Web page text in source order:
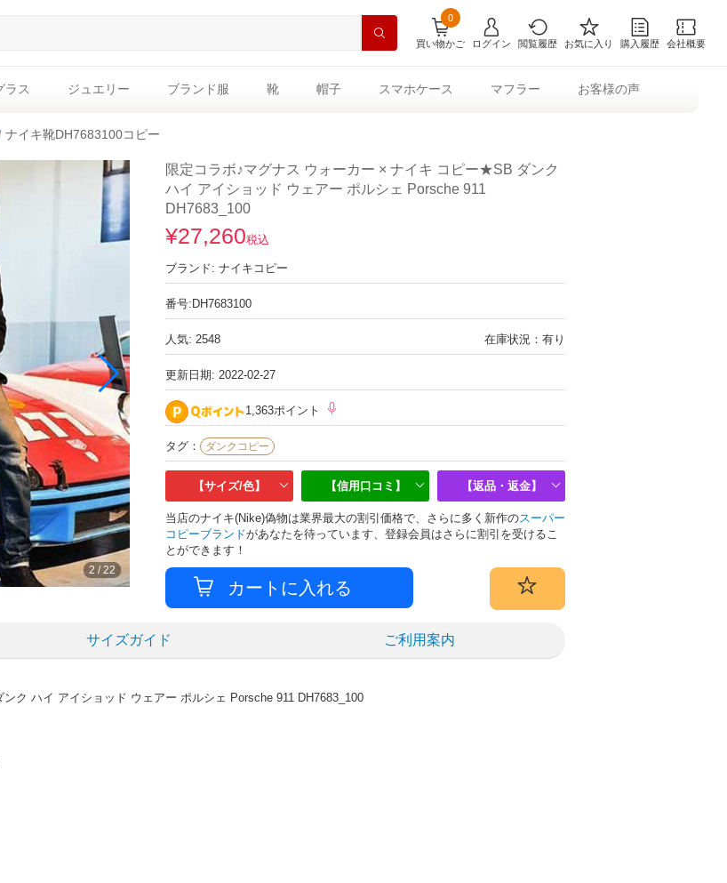
買い物かご
0
ログイン 閲覧履歴 お気に入り 購入履歴 会社概要
ラス ジュエリー ブランド服 靴 帽子 スマホケース マフラー お客様の声
ナイキ靴DH7683100コピー
2 /22
限定コラボ♪マグナス ウォーカー × ナイキ コピー★SB ダンク
ハイ アイショッド ウェアー ポルシェ Porsche 911
DH7683_100
¥27,260税込
ブランド: ナイキコピー
番号: DH7683100
人気: 2548 在庫状況：有り
更新日期: 2022-02-27
1,363ポイント
タグ： ダンクコピー
【サイズ/色】 【信用口コミ】 【返品・返金】
当店のナイキ(Nike)偽物は業界最大の割引価格で、さらに多く新作のスーパー
コピーブランドがあなたを待っています、登録会員はさらに割引を受けるこ
とができます！
サイズガイド ご利用案内
ク ハイ アイショッド ウェアー ポルシェ Porsche 911 DH7683_100